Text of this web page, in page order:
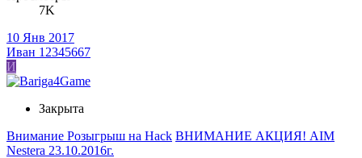
7K
10 Янв 2017
Иван 12345667
И
Закрыта
Внимание Розыгрыш на Hack ВНИМАНИЕ АКЦИЯ! AIM
Nestera 23.10.2016г.